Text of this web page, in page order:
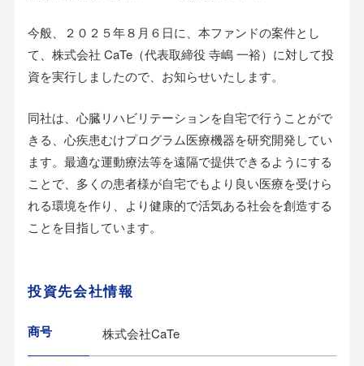
今般、２０２５年８月６日に、本ファンドの案件とし
て、株式会社 CaTe（代表取締役 寺嶋 一裕）に対して投
資を実行しましたので、お知らせいたします。
同社は、心臓リハビリテーションを自宅で行うことがで
きる、心疾患むけプログラム医療機器を研究開発してい
ます。最適な運動療法等を遠隔で提供できるようにする
ことで、多くの患者様が自宅でもより良い医療を受けら
れる環境を作り、より健康的で活気ある社会を創造する
ことを目指しています。
投資先会社情報
商号 株式会社CaTe